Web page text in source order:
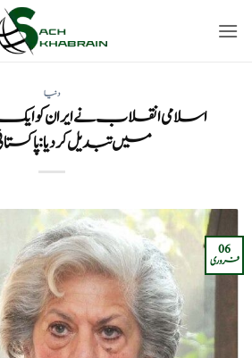
دنیا
اسلامی انقلاب نے ایران کو
میں تبدیل کر دیا :
06
فروری